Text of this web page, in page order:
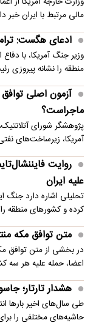
مالی مرتبط با ایران خبر
ادعای هگست:
وزیر جنگ آمریکا، با
منطقه را نشانه پیروزی
آزمون اصلی
ماجراست؟
پژوهشگر شورای
آمریکا، زیرساخت‌های
روایت
علیه ایران
تحلیلی اشاره دارد جنگ
کرده و کشورهای منطقه
متن توافق مکه
در بخشی از متن توافق
اعضا، حمله علیه هر سه
هشدار تارتار؛
طی سال‌های اخیر بارها
حاشیه‌های مختلفی را